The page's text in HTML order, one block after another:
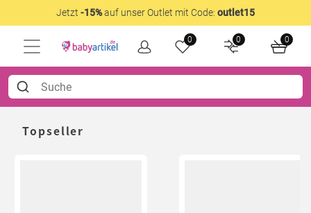
Jetzt -15%auf unser Outlet mit Code: outlet15
0 0 0
Topseller